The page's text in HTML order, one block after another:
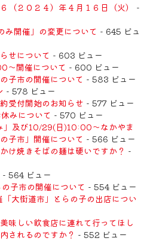
（２０２４）年４月１６日（火）
-
み開催」の変更について - 645 ビュ
せについて - 603 ビュー
～開催について - 600 ビュー
子市の開催について - 583 ビュー
- 578 ビュー
受付開始のお知らせ - 577 ビュー
みについて - 570 ビュー
」及び10/29(日)10:00～なかやま
子市」開催について - 566 ビュー
け焼きそばの麺は硬いですか？ -
- 564 ビュー
子市の開催について - 554 ビュー
大街道市」とらの子の出店につい
味しい飲食店に連れて行ってほし
されるのですか？ - 552 ビュー